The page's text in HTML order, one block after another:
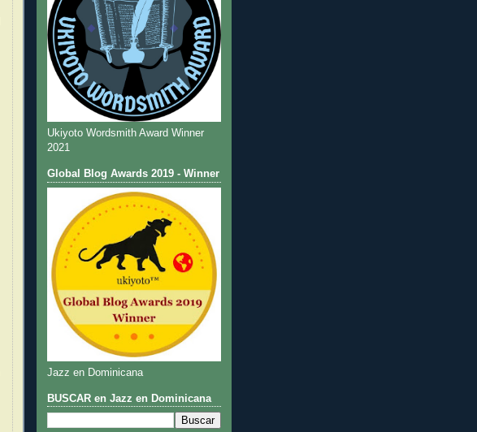
Ukiyoto Wordsmith Award Winner
2021
Global Blog Awards 2019 - Winner
Jazz en Dominicana
BUSCAR en Jazz en Dominicana